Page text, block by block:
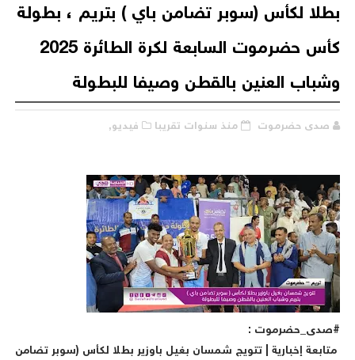
لكأس (سوبر تضامن باي ) بتريم ، بطولة
كأس حضرموت السابعة لكرة الطائرة 2025
العنين بالقطن وصيفا للبطولة
صدى حضرموت منذ سنوات تقريبا فيديو,
:
إخبارية | تتويج شمسان بغيل باوزير بطلا لكأس (سوبر تضامن